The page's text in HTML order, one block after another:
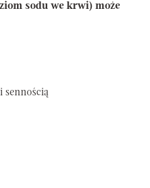
sodu we krwi) może
sennością